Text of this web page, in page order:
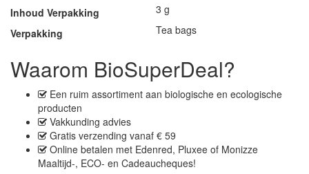
Inhoud Verpakking
3 g
Verpakking
Tea bags
Waarom BioSuperDeal?
Een ruim assortiment aan biologische en ecologische
producten
Vakkunding advies
Gratis verzending vanaf € 59
Online betalen met Edenred, Pluxee of Monizze
Maaltijd-, ECO- en Cadeaucheques!